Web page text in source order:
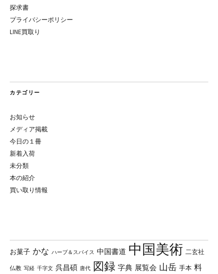
探求書
プライバシーポリシー
LINE買取り
カテゴリー
お知らせ
メディア掲載
今日の１冊
新着入荷
未分類
本の紹介
買い取り情報
お菓子 かな ハーブ＆スパイス 中国書道 中国美術 二玄社
仏教 写経 千字文 呉昌碩 唐代 図録 字典 展覧会 山岳 手本 料